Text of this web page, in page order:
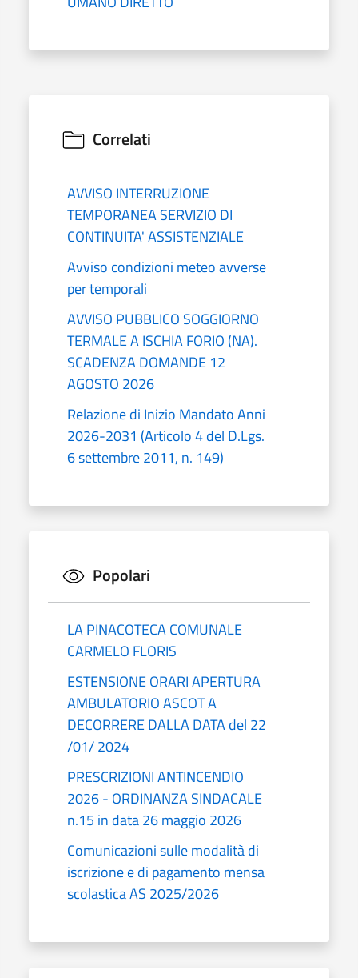
Correlati
AVVISO INTERRUZIONE
TEMPORANEA SERVIZIO DI
CONTINUITA' ASSISTENZIALE
Avviso condizioni meteo avverse
per temporali
AVVISO PUBBLICO SOGGIORNO
TERMALE A ISCHIA FORIO (NA).
SCADENZA DOMANDE 12
AGOSTO 2026
Relazione di Inizio Mandato Anni
2026-2031 (Articolo 4 del D.Lgs.
6 settembre 2011, n. 149)
Popolari
LA PINACOTECA COMUNALE
CARMELO FLORIS
ESTENSIONE ORARI APERTURA
AMBULATORIO ASCOT A
DECORRERE DALLA DATA del 22
/01/ 2024
PRESCRIZIONI ANTINCENDIO
2026 - ORDINANZA SINDACALE
n.15 in data 26 maggio 2026
Comunicazioni sulle modalità di
iscrizione e di pagamento mensa
scolastica AS 2025/2026